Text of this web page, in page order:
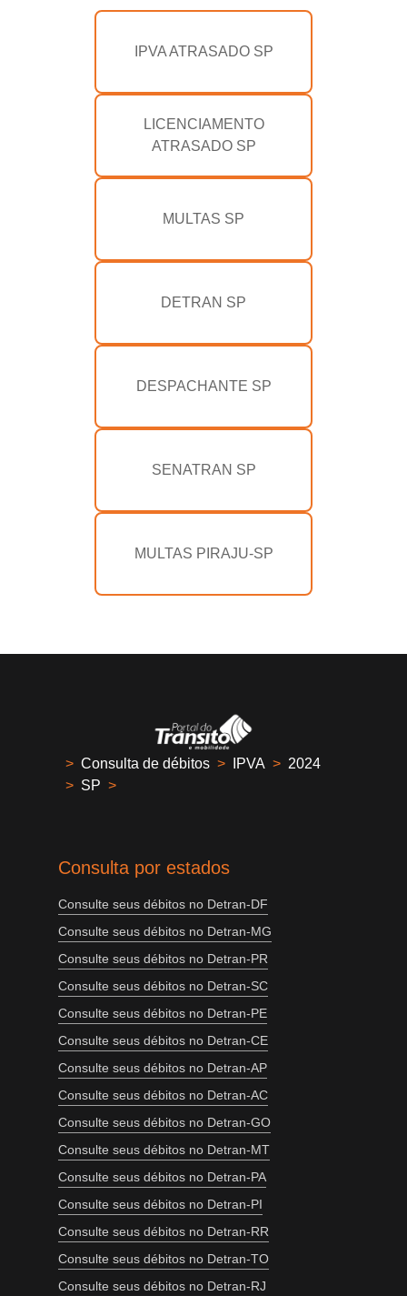
IPVA ATRASADO SP
LICENCIAMENTO
ATRASADO SP
MULTAS SP
DETRAN SP
DESPACHANTE SP
SENATRAN SP
MULTAS PIRAJU-SP
> Consulta de débitos > IPVA > 2024
> SP >
Consulta por estados
Consulte seus débitos no Detran-DF
Consulte seus débitos no Detran-MG
Consulte seus débitos no Detran-PR
Consulte seus débitos no Detran-SC
Consulte seus débitos no Detran-PE
Consulte seus débitos no Detran-CE
Consulte seus débitos no Detran-AP
Consulte seus débitos no Detran-AC
Consulte seus débitos no Detran-GO
Consulte seus débitos no Detran-MT
Consulte seus débitos no Detran-PA
Consulte seus débitos no Detran-PI
Consulte seus débitos no Detran-RR
Consulte seus débitos no Detran-TO
Consulte seus débitos no Detran-RJ